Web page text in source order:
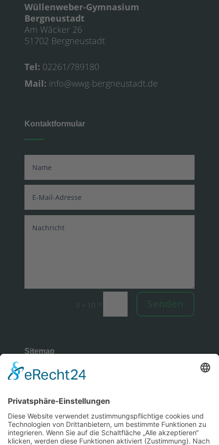
Wüllenweber-Gymnasium
Bergneustadt
Am Wäcker 26
51702 Bergneustadt
Tel: 02261/789180
Mail: info@wwg-bergneustadt.de
Kontaktformular
3 + 10 = Senden
Sitemap
Rechtliches